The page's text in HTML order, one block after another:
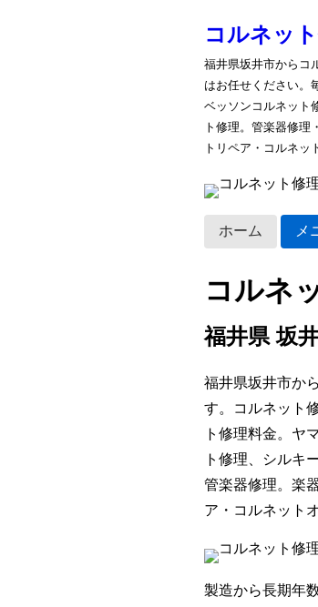
コルネッ
福井県坂井市からコ
はお任せください。
ベッソンコルネット
ト修理。管楽器修理
トリペア・コルネッ
ホーム メ
コルネ
福井県 坂
福井県坂井市か
す。コルネット
ト修理料金。ヤ
ト修理、シルキ
管楽器修理。楽
ア・コルネット
製造から長期年